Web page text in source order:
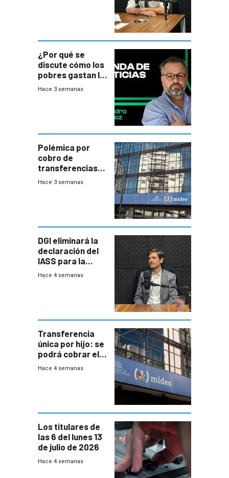
¿Por qué se
discute cómo los
pobres gastan la
plata?
Hace 3 semanas
Polémica por
cobro de
transferencias
del Mides en
Hace 3 semanas
DGI eliminará la
declaración del
IASS para la
mayoría de los
Hace 4 semanas
Transferencia
única por hijo: se
podrá cobrar el
100% en efectivo
Hace 4 semanas
Los titulares de
las 6 del lunes 13
de julio de 2026
Hace 4 semanas